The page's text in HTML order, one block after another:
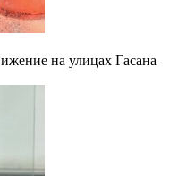
на улицах Гасана